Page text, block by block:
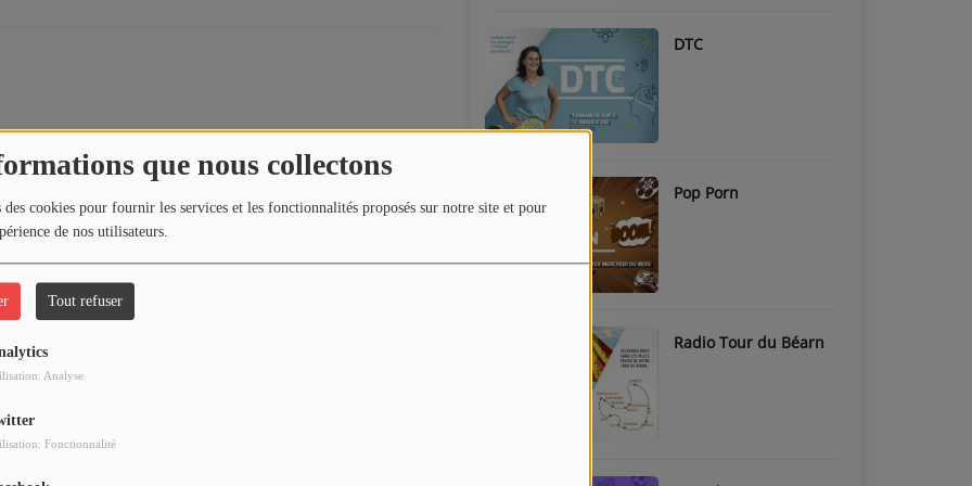
que nous collectons
cookies pour fournir les services et les fonctionnalités proposés sur notre site et pour
de nos utilisateurs.
Tout refuser
Analyse
Fonctionnalité
DTC
Pop Porn
Radio Tour du Béarn